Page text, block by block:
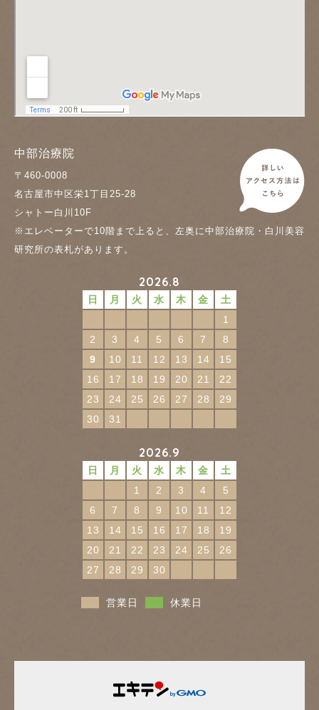
中部治療院
〒460-0008
名古屋市中区栄1丁目25-28
シャトー白川10F
※エレベーターで10階まで上ると、左奥に中部治療院・白川美容
研究所の表札があります。
2026.8
日 月 火 水 木 金
土
1
2
3 4 5 6 7
8
9
10 11 12 13 14
15
16
17 18 19 20 21
22
23
24 25 26 27 28
29
30
31
2026.9
日 月 火 水 木 金
土
1
2 3 4
5
6
7 8 9 10 11
12
13
14 15 16 17 18
19
20
21 22 23 24 25
26
27
28 29 30
営業日 休業日